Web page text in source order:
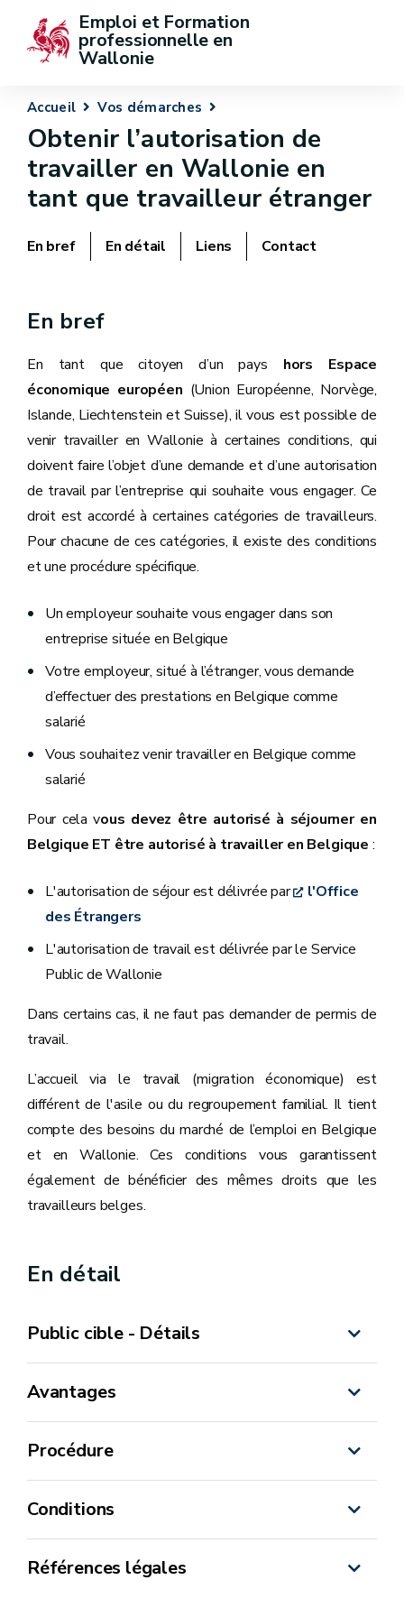
Emploi et Formation
professionnelle en
Wallonie
Accueil Vos démarches
Obtenir l’autorisation de
travailler en Wallonie en
tant que travailleur étranger
En bref En détail Liens Contact
En bref
En tant que citoyen d’un pays hors Espace
économique européen (Union Européenne, Norvège,
Islande, Liechtenstein et Suisse), il vous est possible de
venir travailler en Wallonie à certaines conditions, qui
doivent faire l’objet d’une demande et d’une autorisation
de travail par l’entreprise qui souhaite vous engager. Ce
droit est accordé à certaines catégories de travailleurs.
Pour chacune de ces catégories, il existe des conditions
et une procédure spécifique.
Un employeur souhaite vous engager dans son
entreprise située en Belgique
Votre employeur, situé à l’étranger, vous demande
d’effectuer des prestations en Belgique comme
salarié
Vous souhaitez venir travailler en Belgique comme
salarié
Pour cela vous devez être autorisé à séjourner en
Belgique ET être autorisé à travailler en Belgique :
L'autorisation de séjour est délivrée par
l'Office
des Étrangers
L'autorisation de travail est délivrée par le Service
Public de Wallonie
Dans certains cas, il ne faut pas demander de permis de
travail.
L’accueil via le travail (migration économique) est
différent de l'asile ou du regroupement familial. Il tient
compte des besoins du marché de l’emploi en Belgique
et en Wallonie. Ces conditions vous garantissent
également de bénéficier des mêmes droits que les
travailleurs belges.
En détail
Public cible - Détails
Avantages
Procédure
Conditions
Références légales